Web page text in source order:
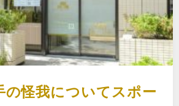
の怪我についてスポー